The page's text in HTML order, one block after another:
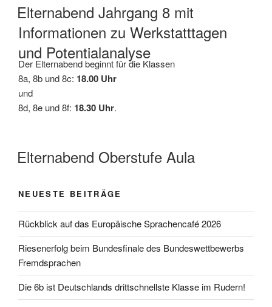
Elternabend Jahrgang 8 mit
Informationen zu Werkstatttagen
und Potentialanalyse
Der Elternabend beginnt für die Klassen
8a, 8b und 8c: 18.00 Uhr
und
8d, 8e und 8f: 18.30 Uhr.
Elternabend Oberstufe Aula
NEUESTE BEITRÄGE
Rückblick auf das Europäische Sprachencafé 2026
Riesenerfolg beim Bundesfinale des Bundeswettbewerbs
Fremdsprachen
Die 6b ist Deutschlands drittschnellste Klasse im Rudern!